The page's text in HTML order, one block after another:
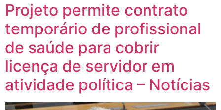
Projeto permite contrato
temporário de profissional
de saúde para cobrir
licença de servidor em
atividade política – Notícias